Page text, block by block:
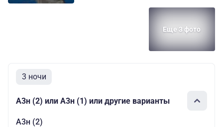
Еще 3 фото
3 ночи
А3н (2) или А3н (1) или другие варианты
А3н (2)